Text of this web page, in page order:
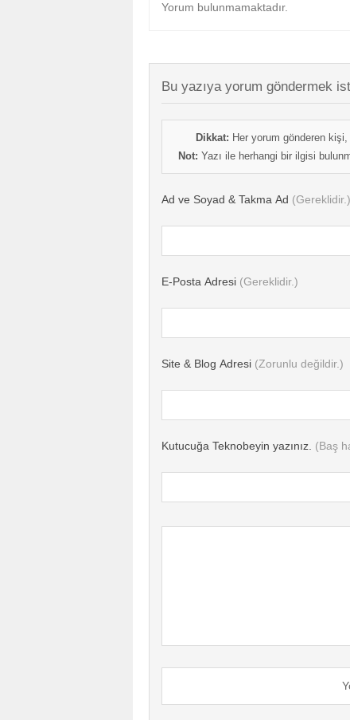
Yorum bulunmamaktadır.
Bu yazıya yorum göndermek
Dikkat: Her yorum gönderen
Not: Yazı ile herhangi bir ilgisi
Ad ve Soyad & Takma Ad (Gereklidir.)
E-Posta Adresi (Gereklidir.)
Site & Blog Adresi (Zorunlu değildir.)
Kutucuğa Teknobeyin yazınız. (Baş